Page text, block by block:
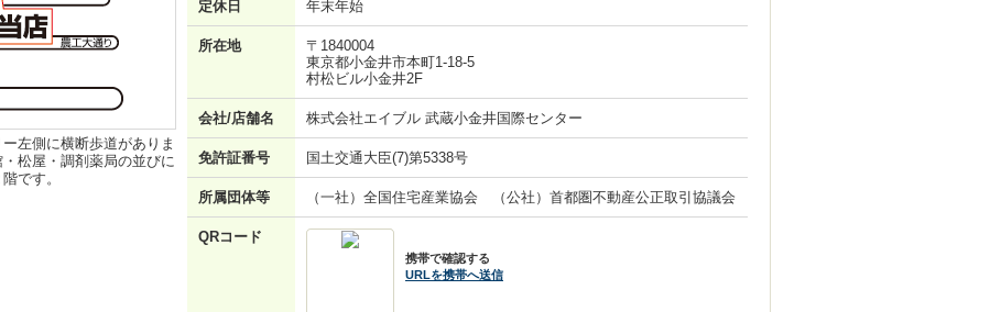
左側に横断歩道がありま
松屋・調剤薬局の並びに
です。
定休日
年末年始
所在地
〒1840004
東京都小金井市本町1-18-5
村松ビル小金井2F
会社/店舗名 株式会社エイブル 武蔵小金井国際センター
免許証番号 国土交通大臣(7)第5338号
所属団体等 （一社）全国住宅産業協会 （公社）首都圏不動産公正取引協議会
QRコード
携帯で確認する
URLを携帯へ送信